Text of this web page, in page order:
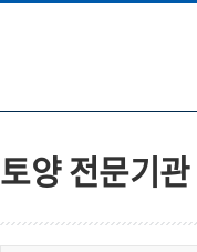
토양 전문기관